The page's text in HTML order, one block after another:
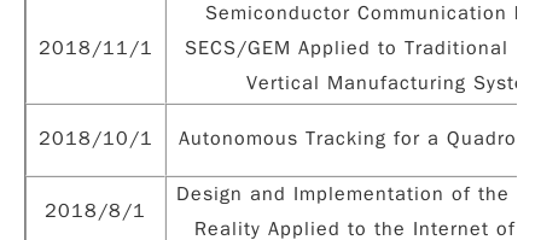
2018/11/1
Semiconductor Communication
SECS/GEM Applied to Traditional
Vertical Manufacturing
2018/10/1 Autonomous Tracking for a
2018/8/1
Design and Implementation of the
Reality Applied to the Internet of